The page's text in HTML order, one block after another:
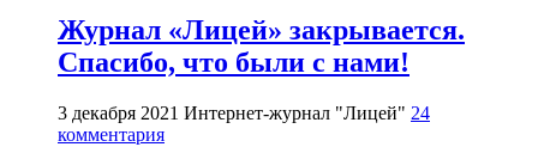
Журнал «Лицей» закрывается.
Спасибо, что были с нами!
3 декабря 2021 Интернет-журнал "Лицей" 24
комментария